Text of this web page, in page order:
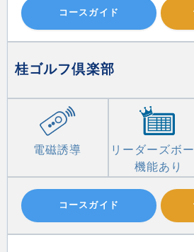
コースガイド
桂ゴルフ倶楽部
電磁誘導
リーダーズボ
機能あり
コースガイド